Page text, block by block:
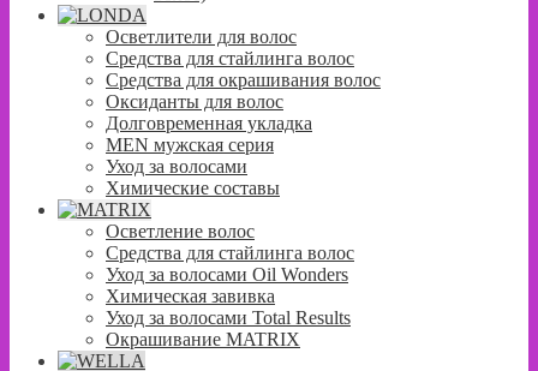
Осветлители для волос
Средства для стайлинга волос
Средства для окрашивания волос
Оксиданты для волос
Долговременная укладка
MEN мужская серия
Уход за волосами
Химические составы
Осветление волос
Средства для стайлинга волос
Уход за волосами Oil Wonders
Химическая завивка
Уход за волосами Total Results
Окрашивание MATRIX